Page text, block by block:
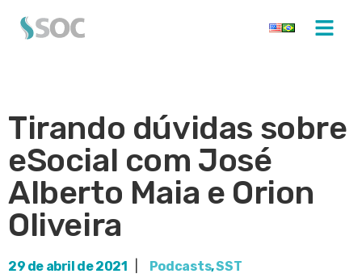
Tirando dúvidas sobre
eSocial com José
Alberto Maia e Orion
Oliveira
29 de abril de 2021 Podcasts,SST